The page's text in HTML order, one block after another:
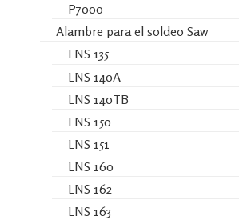
P7000
Alambre para el soldeo Saw
LNS 135
LNS 140A
LNS 140TB
LNS 150
LNS 151
LNS 160
LNS 162
LNS 163